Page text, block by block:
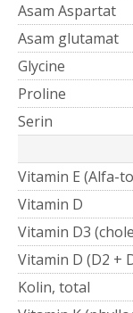
Asam Aspartat
Asam glutamat
Glycine
Proline
Serin
Vitamin E (Alfa-
Vitamin D
Vitamin D3
Vitamin D (D2 +
Kolin, total